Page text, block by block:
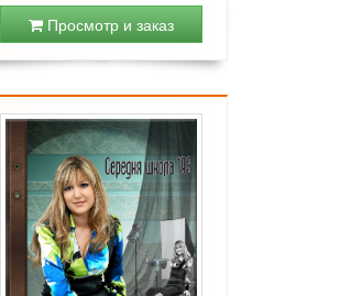
Просмотр и заказ